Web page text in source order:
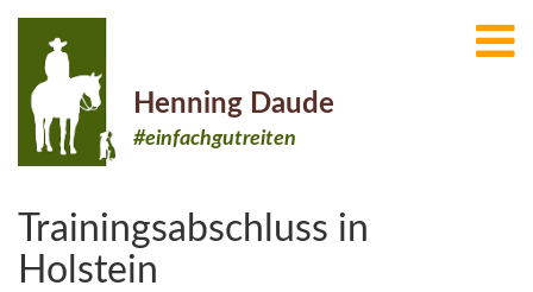
Henning Daude
#einfachgutreiten
Trainingsabschluss in
Holstein